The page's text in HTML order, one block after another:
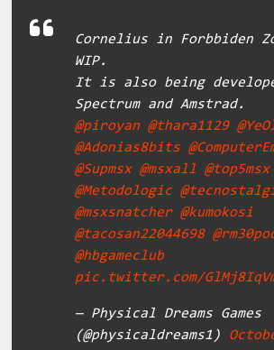
Cornelius in Forbbiden
WIP.
It is also being
Spectrum and Amstrad.
@piroyan @thara1129
@Adonias8bits
@Supmsx @msxall
@top5msx
@Metodologic
@msxsnatcher @kumokosi
@tacosan22044698
@hbgameclub
pic.twitter.com/
— Physical Dreams Games
(@physicaldreams1)